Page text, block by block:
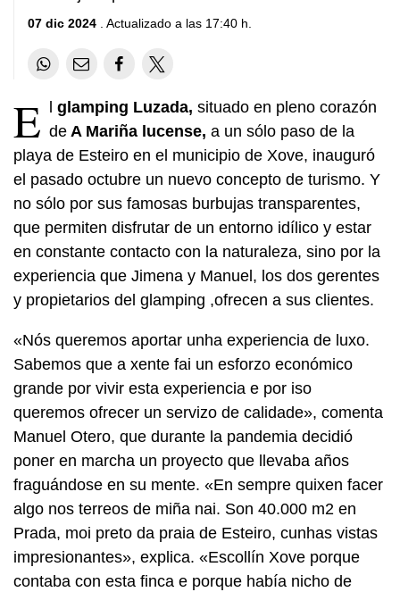
07 dic 2024 . Actualizado a las 17:40 h.
E glamping Luzada, situado en pleno corazón
de A Mariña lucense, a un sólo paso de la
playa de Esteiro en el municipio de Xove, inauguró
el pasado octubre un nuevo concepto de turismo. Y
no sólo por sus famosas burbujas transparentes,
que permiten disfrutar de un entorno idílico y estar
en constante contacto con la naturaleza, sino por la
experiencia que Jimena y Manuel, los dos gerentes
y propietarios del glamping ,ofrecen a sus clientes.
«Nós queremos aportar unha experiencia de luxo.
Sabemos que a xente fai un esforzo económico
grande por vivir esta experiencia e por iso
queremos ofrecer un servizo de calidade», comenta
Manuel Otero, que durante la pandemia decidió
poner en marcha un proyecto que llevaba años
fraguándose en su mente. «En sempre quixen facer
algo nos terreos de miña nai. Son 40.000 m2 en
Prada, moi preto da praia de Esteiro, cunhas vistas
impresionantes», explica. «Escollín Xove porque
contaba con esta finca e porque había nicho de